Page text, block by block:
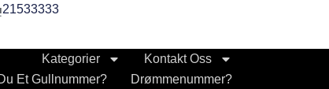
21533333
Kategorier
Kontakt Oss
Et Gullnummer?
Drømmenummer?